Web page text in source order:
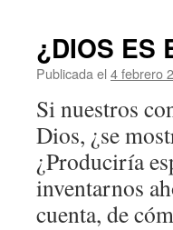
¿DIOS ES
Publicada el 4 febrero
Si nuestros
Dios, ¿se
¿Produciría
inventarnos
cuenta, de